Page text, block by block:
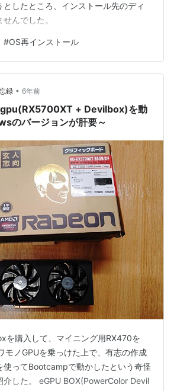
としたところ、インストール先のディ
んでした。
#OS再インストール
録 • 6年前
+ Devilbox)を動
のバージョンが肝要～
を購入して、マイニング用RX470を
モノGPUを乗っけた上で、有志の作成
使ってBootcampで動かしたという奇怪
介した。 eGPU BOX(PowerColor Devil